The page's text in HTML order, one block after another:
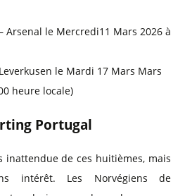
Arsenal le Mercredi11 Mars 2026 à
le Mardi 17 Mars Mars
heure locale)
Portugal
inattendue de ces huitièmes, mais
intérêt. Les Norvégiens de